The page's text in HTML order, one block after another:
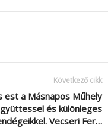
Következő cikk
est a Másnapos Műhely
és különleges
Vecseri Fer…